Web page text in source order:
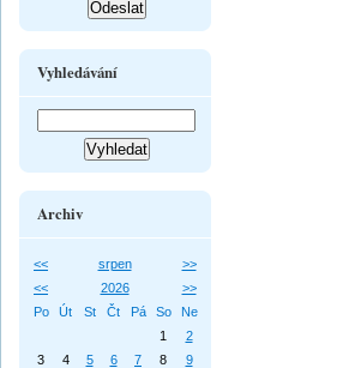
Vyhledávání
Archiv
<< srpen
>>
<<
2026
>>
Po
Út St Čt Pá So
Ne
1
2
3
4 5 6 7 8
9